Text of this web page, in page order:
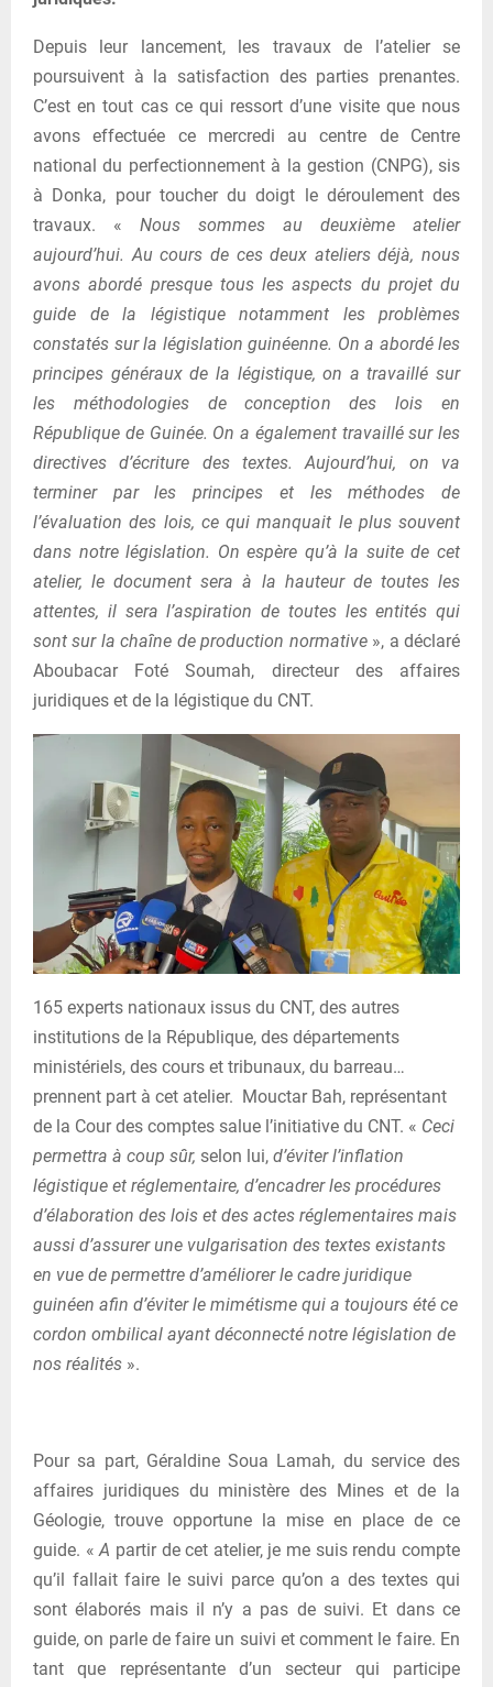
Depuis leur lancement, les travaux de l’atelier se
poursuivent à la satisfaction des parties prenantes.
C’est en tout cas ce qui ressort d’une visite que nous
avons effectuée ce mercredi au centre de Centre
national du perfectionnement à la gestion (CNPG), sis
à Donka, pour toucher du doigt le déroulement des
travaux. « Nous sommes au deuxième atelier
aujourd’hui. Au cours de ces deux ateliers déjà, nous
avons abordé presque tous les aspects du projet du
guide de la légistique notamment les problèmes
constatés sur la législation guinéenne. On a abordé les
principes généraux de la légistique, on a travaillé sur
les méthodologies de conception des lois en
République de Guinée. On a également travaillé sur les
directives d’écriture des textes. Aujourd’hui, on va
terminer par les principes et les méthodes de
l’évaluation des lois, ce qui manquait le plus souvent
dans notre législation. On espère qu’à la suite de cet
atelier, le document sera à la hauteur de toutes les
attentes, il sera l’aspiration de toutes les entités qui
sont sur la chaîne de production normative», a déclaré
Aboubacar Foté Soumah, directeur des affaires
juridiques et de la légistique du CNT.
165 experts nationaux issus du CNT, des autres
institutions de la République, des départements
ministériels, des cours et tribunaux, du barreau…
prennent part à cet atelier. Mouctar Bah, représentant
de la Cour des comptes salue l’initiative du CNT. « Ceci
permettra à coup sûr, selon lui, d’éviter l’inflation
légistique et réglementaire, d’encadrer les procédures
d’élaboration des lois et des actes réglementaires mais
aussi d’assurer une vulgarisation des textes existants
en vue de permettre d’améliorer le cadre juridique
guinéen afin d’éviter le mimétisme qui a toujours été ce
cordon ombilical ayant déconnecté notre législation de
nos réalités ».
Pour sa part, Géraldine Soua Lamah, du service des
affaires juridiques du ministère des Mines et de la
Géologie, trouve opportune la mise en place de ce
guide. «A partir de cet atelier, je me suis rendu compte
qu’il fallait faire le suivi parce qu’on a des textes qui
sont élaborés mais il n’y a pas de suivi. Et dans ce
guide, on parle de faire un suivi et comment le faire. En
tant que représentante d’un secteur qui participe